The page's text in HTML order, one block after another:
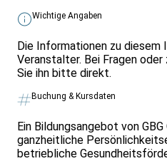
Wichtige Angaben
Die Informationen zu diesem
Veranstalter. Bei Fragen
Sie ihn bitte direkt.
Buchung & Kursdaten
Ein Bildungsangebot von
ganzheitliche
betriebliche